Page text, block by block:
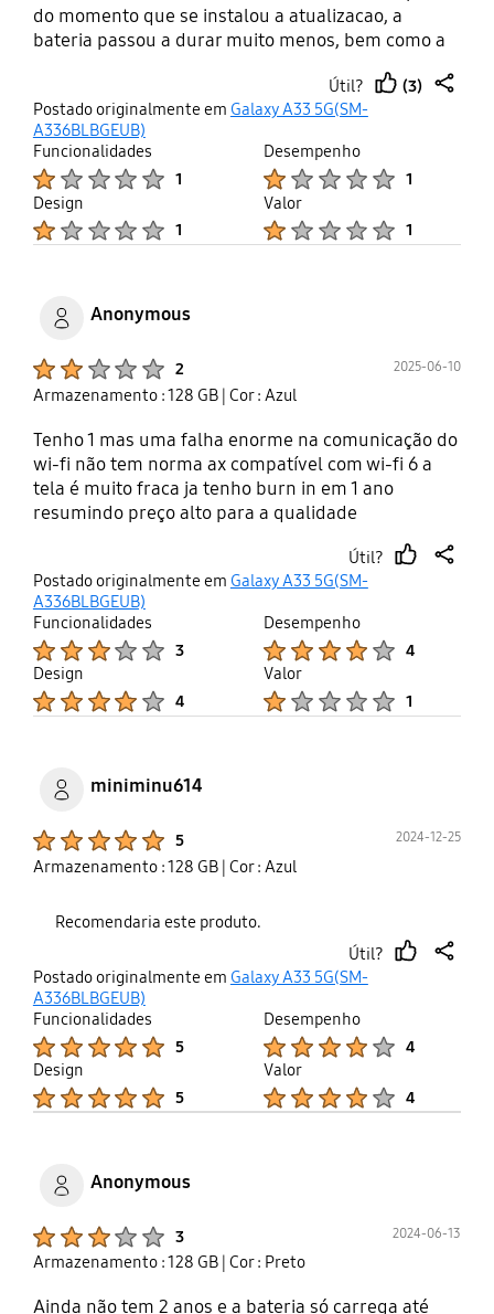
do momento que se instalou a atualizacao, a
bateria passou a durar muito menos, bem como a
que as baterias envelhecem e perdem autonomia,
mas não é de um dia para o outro no momento que
se faz a atualizacao. A atualizacao em si também
não aparenta ter nada de tao diferente da anterior
que faça consumir a energia mais rapidamente. É
tao evidente que até parece tratar-se de
manipulacao por parte da marca a fim de
samsung.
Útil?
(3)
Postado originalmente em Galaxy A33 5G(SM-
A336BLBGEUB)
Funcionalidades
1
Desempenho
1
Design
1
Valor
1
Anonymous
2 2025-06-10
Armazenamento : 128 GB | Cor : Azul
Tenho 1 mas uma falha enorme na comunicação do
wi-fi não tem norma ax compatível com wi-fi 6 a
tela é muito fraca ja tenho burn in em 1 ano
resumindo preço alto para a qualidade
Útil?
Postado originalmente em Galaxy A33 5G(SM-
A336BLBGEUB)
Funcionalidades
3
Desempenho
4
Design
4
Valor
1
miniminu614
5 2024-12-25
Armazenamento : 128 GB | Cor : Azul
Recomendaria este produto.
Útil?
Postado originalmente em Galaxy A33 5G(SM-
A336BLBGEUB)
Funcionalidades
5
Desempenho
4
Design
5
Valor
4
Anonymous
3 2024-06-13
Armazenamento : 128 GB | Cor : Preto
Ainda não tem 2 anos e a bateria só carrega até